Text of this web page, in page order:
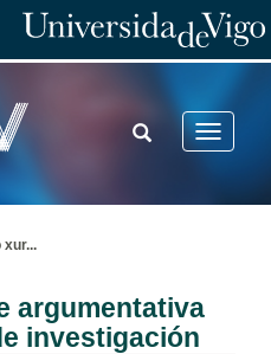
Toggle
TOGGLE
SEARCH
xur...
argumentativa
investigación